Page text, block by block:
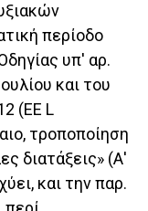
περίοδο
υπ' αρ.
και του
(ΕΕ L
τροποποίηση
διατάξεις» (Α'
και την παρ.